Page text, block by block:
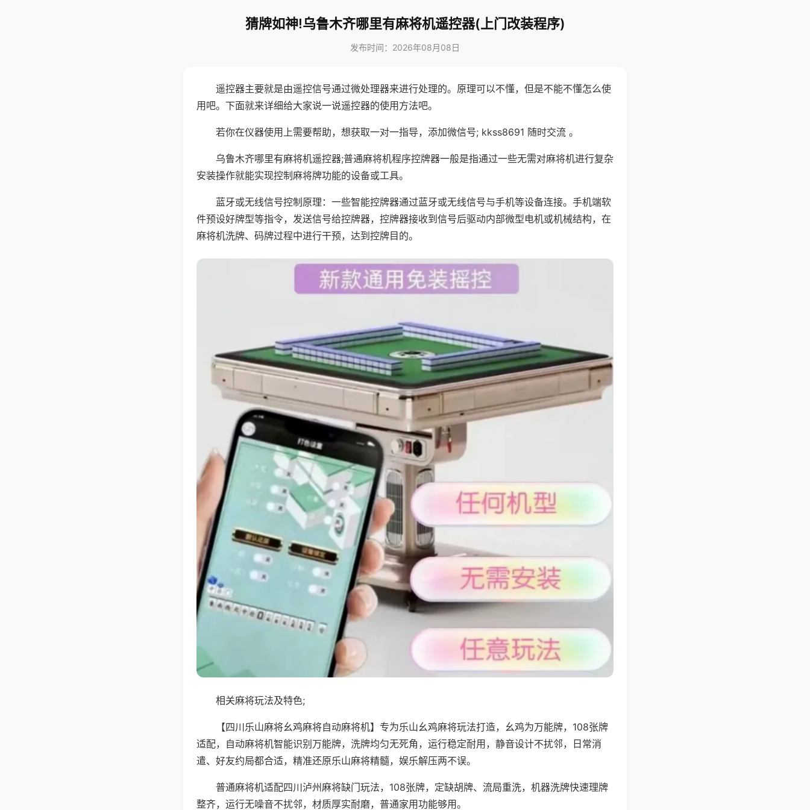
猜牌如神!乌鲁木齐哪里有麻将机遥控器(上门改装程序)
发布时间：2026年08月08日
遥控器主要就是由遥控信号通过微处理器来进行处理的。原理可以不懂，但是不能不懂怎么使
用吧。下面就来详细给大家说一说遥控器的使用方法吧。
若你在仪器使用上需要帮助，想获取一对一指导，添加微信号; kkss8691 随时交流 。
乌鲁木齐哪里有麻将机遥控器;普通麻将机程序控牌器一般是指通过一些无需对麻将机进行复杂
安装操作就能实现控制麻将牌功能的设备或工具。
蓝牙或无线信号控制原理：一些智能控牌器通过蓝牙或无线信号与手机等设备连接。手机端软
件预设好牌型等指令，发送信号给控牌器，控牌器接收到信号后驱动内部微型电机或机械结构，在
麻将机洗牌、码牌过程中进行干预，达到控牌目的。
相关麻将玩法及特色;
【四川乐山麻将幺鸡麻将自动麻将机】专为乐山幺鸡麻将玩法打造，幺鸡为万能牌，108张牌
适配，自动麻将机智能识别万能牌，洗牌均匀无死角，运行稳定耐用，静音设计不扰邻，日常消
遣、好友约局都合适，精准还原乐山麻将精髓，娱乐解压两不误。
普通麻将机适配四川泸州麻将缺门玩法，108张牌，定缺胡牌、流局重洗，机器洗牌快速理牌
整齐，运行无噪音不扰邻，材质厚实耐磨，普通家用功能够用。